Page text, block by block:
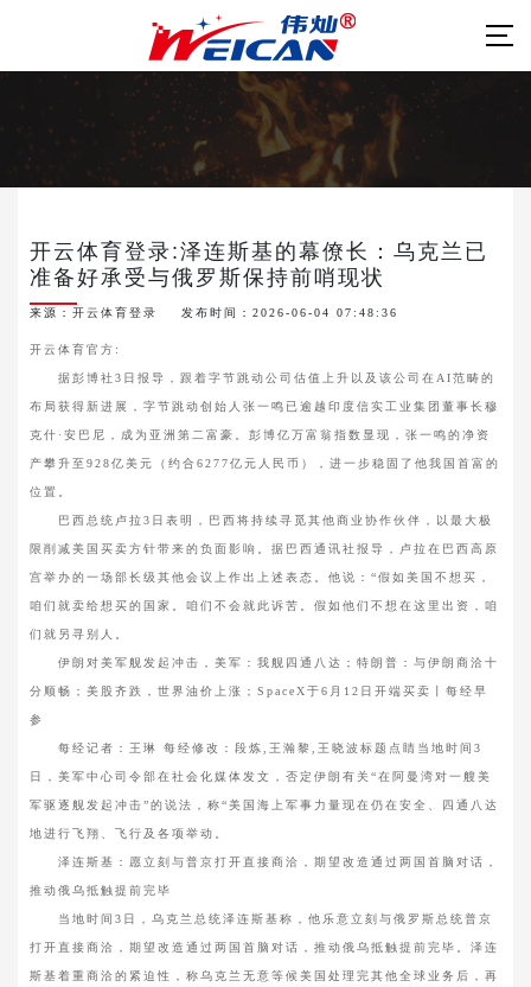
开云体育登录:泽连斯基的幕僚长：乌克兰已
准备好承受与俄罗斯保持前哨现状
来源： 开云体育登录 发布时间：2026-06-04 07:48:36
开云体育官方:
据彭博社3日报导，跟着字节跳动公司估值上升以及该公司在AI范畴的
布局获得新进展，字节跳动创始人张一鸣已逾越印度信实工业集团董事长穆
克什·安巴尼，成为亚洲第二富豪。彭博亿万富翁指数显现，张一鸣的净资
产攀升至928亿美元（约合6277亿元人民币），进一步稳固了他我国首富的
位置。
巴西总统卢拉3日表明，巴西将持续寻觅其他商业协作伙伴，以最大极
限削减美国买卖方针带来的负面影响。据巴西通讯社报导，卢拉在巴西高原
宫举办的一场部长级其他会议上作出上述表态。他说：“假如美国不想买，
咱们就卖给想买的国家。咱们不会就此诉苦。假如他们不想在这里出资，咱
们就另寻别人。
伊朗对美军舰发起冲击，美军：我舰四通八达；特朗普：与伊朗商洽十
分顺畅；美股齐跌，世界油价上涨；SpaceX于6月12日开端买卖丨每经早
参
每经记者：王琳 每经修改：段炼,王瀚黎,王晓波标题点睛当地时间3
日，美军中心司令部在社会化媒体发文，否定伊朗有关“在阿曼湾对一艘美
军驱逐舰发起冲击”的说法，称“美国海上军事力量现在仍在安全、四通八达
地进行飞翔、飞行及各项举动。
泽连斯基：愿立刻与普京打开直接商洽，期望改造通过两国首脑对话，
推动俄乌抵触提前完毕
当地时间3日，乌克兰总统泽连斯基称，他乐意立刻与俄罗斯总统普京
打开直接商洽，期望改造通过两国首脑对话，推动俄乌抵触提前完毕。泽连
斯基着重商洽的紧迫性，称乌克兰无意等候美国处理完其他全球业务后，再